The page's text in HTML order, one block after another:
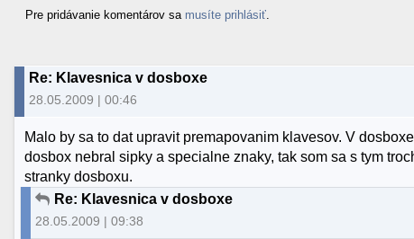
Pre pridávanie komentárov sa musíte prihlásiť
Re: Klavesnica v dosboxe
28.05.2009 | 00:46
Malo by sa to dat upravit premapovanim klavesov. V
dosbox nebral sipky a specialne znaky, tak som sa s tym
stranky dosboxu.
Re: Klavesnica v dosboxe
28.05.2009 | 09:38